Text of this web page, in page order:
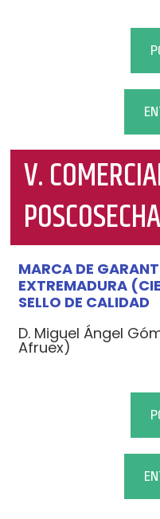
V.
POSCOSECHA
MARCA DE
EXTREMADURA
SELLO DE CALIDAD
D. Miguel Ángel
Afruex)